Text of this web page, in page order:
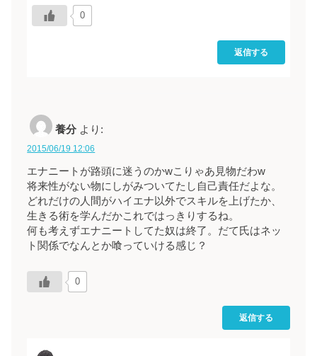
0
返信する
養分 より:
2015/06/19 12:06
エナニートが路頭に迷うのかwこりゃあ見物だわw
将来性がない物にしがみついてたし自己責任だよな。
どれだけの人間がハイエナ以外でスキルを上げたか、
生きる術を学んだかこれではっきりするね。
何も考えずエナニートしてた奴は終了。だて氏はネッ
ト関係でなんとか喰っていける感じ？
0
返信する